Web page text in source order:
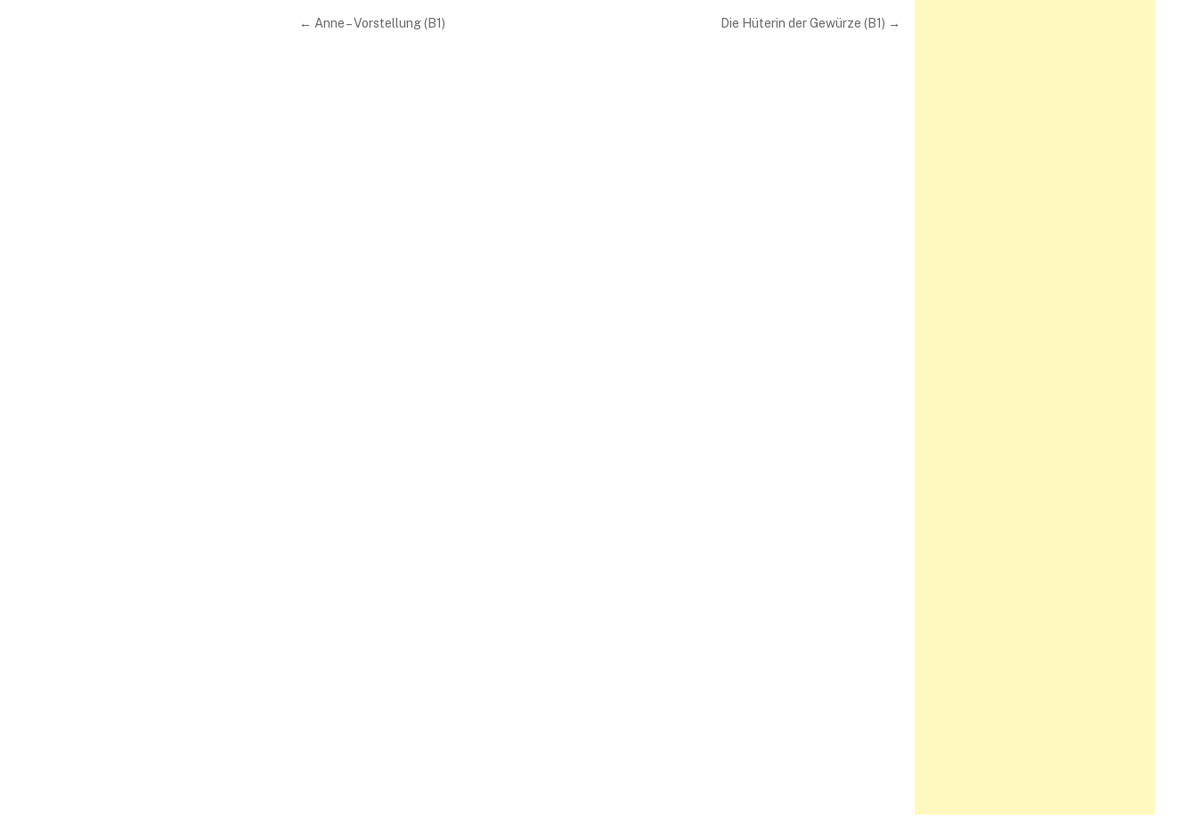
Beitragsnavigation Die Hüterin der Gewürze (B1) →
← Anne – Vorstellung (B1)